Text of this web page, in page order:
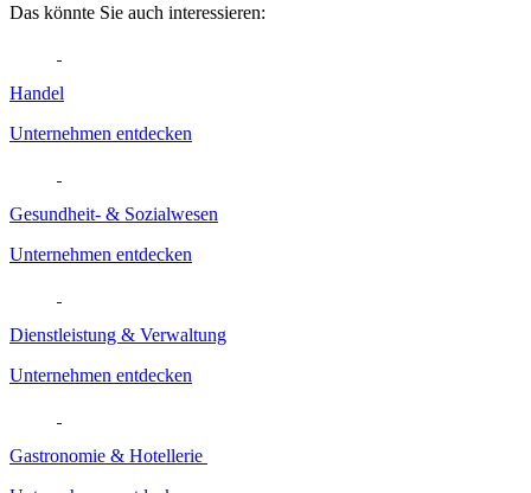
Das könnte Sie auch interessieren:
Handel
Unternehmen entdecken
Gesundheit- & Sozialwesen
Unternehmen entdecken
Dienstleistung & Verwaltung
Unternehmen entdecken
Gastronomie & Hotellerie